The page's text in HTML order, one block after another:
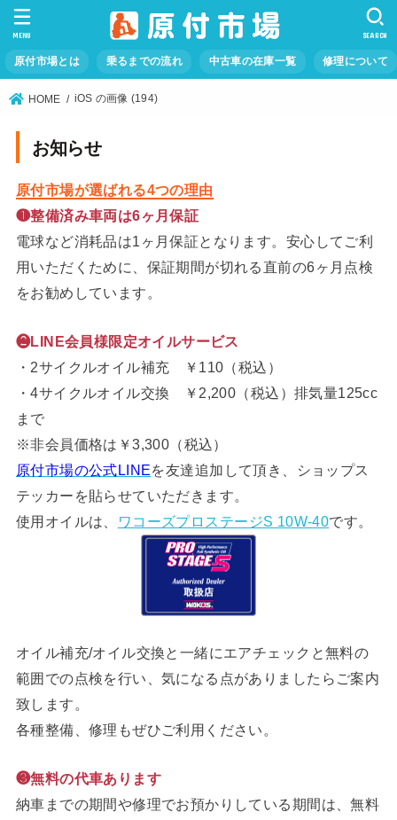
原付市場とは 乗るまでの流れ 中古車の在庫一覧 修理について
SEARCH
MENU
HOME iOS の画像 (194)
お知らせ
原付市場が選ばれる4つの理由
❶整備済み車両は6ヶ月保証
電球など消耗品は1ヶ月保証となります。安心してご利
用いただくために、保証期間が切れる直前の6ヶ月点検
をお勧めしています。
❷LINE会員様限定オイルサービス
・2サイクルオイル補充 ￥110（税込）
・4サイクルオイル交換 ￥2,200（税込）排気量125cc
まで
※非会員価格は￥3,300（税込）
原付市場の公式LINEを友達追加して頂き、ショップス
テッカーを貼らせていただきます。
使用オイルは、
ワコーズプロステージS 10W-40です。
オイル補充/オイル交換と一緒にエアチェックと無料の
範囲での点検を行い、気になる点がありましたらご案内
致します。
各種整備、修理もぜひご利用ください。
❸無料の代車あります
納車までの期間や修理でお預かりしている期間は、無料